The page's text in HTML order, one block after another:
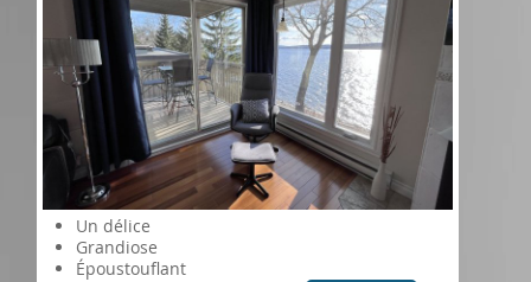
Un délice
Grandiose
Époustouflant